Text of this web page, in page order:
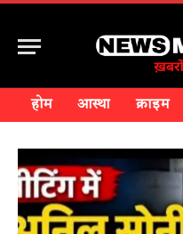
होम आस्था क्राइम